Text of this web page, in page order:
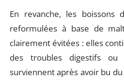
En revanche, les boissons
reformulées à base de
clairement évitées : elles
des troubles digestifs
surviennent après avoir bu du